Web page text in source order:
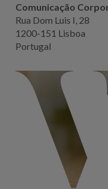
Comunicação
Rua Dom Luis I, 28
1200-151 Lisboa
Portugal